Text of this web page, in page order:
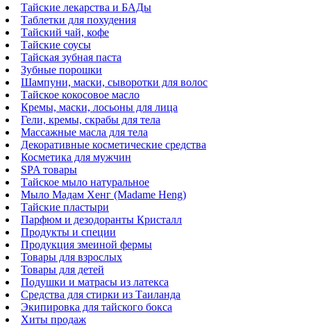
Тайские лекарства и БАДы
Таблетки для похудения
Тайский чай, кофе
Тайские соусы
Тайская зубная паста
Зубные порошки
Шампуни, маски, сыворотки для волос
Тайское кокосовое масло
Кремы, маски, лосьоны для лица
Гели, кремы, скрабы для тела
Массажные масла для тела
Декоративные косметические средства
Косметика для мужчин
SPA товары
Тайское мыло натуральное
Мыло Мадам Хенг (Madame Heng)
Тайские пластыри
Парфюм и дезодоранты Кристалл
Продукты и специи
Продукция змеиной фермы
Товары для взрослых
Товары для детей
Подушки и матрасы из латекса
Средства для стирки из Таиланда
Экипировка для тайского бокса
Хиты продаж